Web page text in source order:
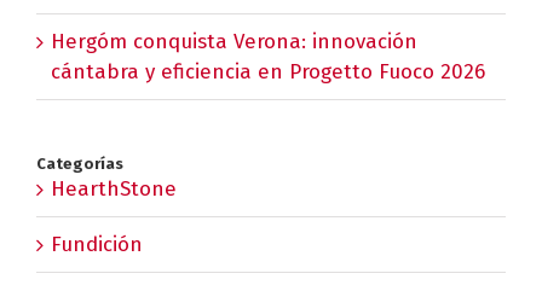
Hergóm conquista Verona: innovación
cántabra y eficiencia en Progetto Fuoco 2026
Categorías
HearthStone
Fundición